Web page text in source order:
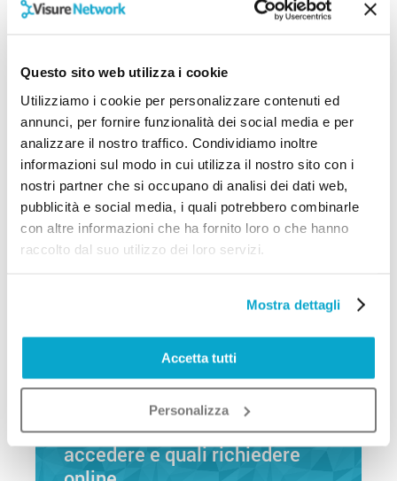
Questo sito web utilizza i cookie
Utilizziamo i cookie per personalizzare contenuti ed
annunci, per fornire funzionalità dei social media e per
analizzare il nostro traffico. Condividiamo inoltre
informazioni sul modo in cui utilizza il nostro sito con i
nostri partner che si occupano di analisi dei dati web,
pubblicità e social media, i quali potrebbero combinarle
con altre informazioni che ha fornito loro o che hanno
raccolto dal suo utilizzo dei loro servizi.
Mostra dettagli
Accetta tutti
Personalizza
09/03/2022
Servizi di Patronato: come
accedere e quali richiedere